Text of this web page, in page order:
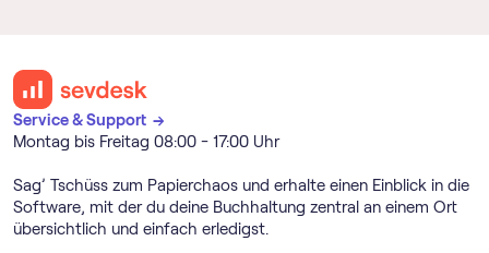
Service & Support →
Montag bis Freitag 08:00 - 17:00 Uhr
Sag’ Tschüss zum Papierchaos und erhalte einen Einblick in die
Software, mit der du deine Buchhaltung zentral an einem Ort
übersichtlich und einfach erledigst.